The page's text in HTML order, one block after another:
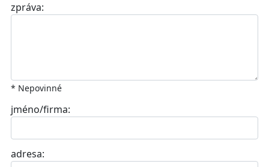
zpráva:
* Nepovinné
jméno/firma:
adresa: